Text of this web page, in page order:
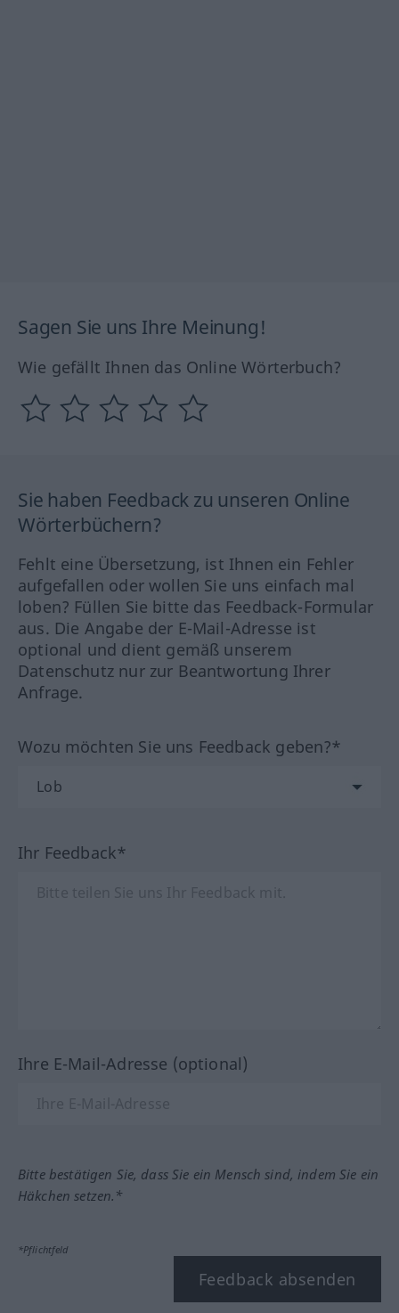
Sagen Sie uns Ihre Meinung!
Wie gefällt Ihnen das Online Wörterbuch?
Sie haben Feedback zu unseren Online
Wörterbüchern?
Fehlt eine Übersetzung, ist Ihnen ein Fehler
aufgefallen oder wollen Sie uns einfach mal
loben? Füllen Sie bitte das Feedback-Formular
aus. Die Angabe der E-Mail-Adresse ist
optional und dient gemäß unserem
Datenschutz nur zur Beantwortung Ihrer
Anfrage.
Wozu möchten Sie uns Feedback geben?*
Ihr Feedback*
Ihre E-Mail-Adresse (optional)
Bitte bestätigen Sie, dass Sie ein Mensch sind, indem Sie ein
Häkchen setzen.*
*Pflichtfeld
Feedback absenden